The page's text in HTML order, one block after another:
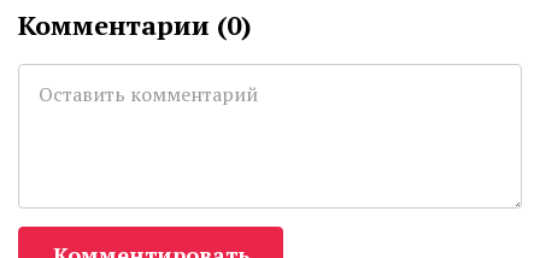
Комментарии (0)